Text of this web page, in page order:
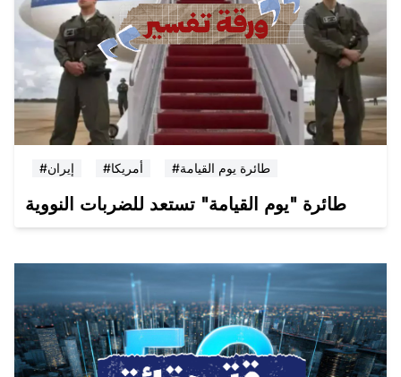
#إيران #أمريكا #طائرة يوم القيامة
طائرة "يوم القيامة" تستعد للضربات النووية